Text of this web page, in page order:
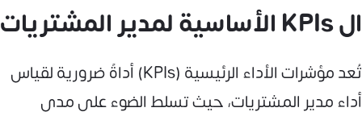
ال KPIs الأساسية لمدير المشتريات
تُعد مؤشرات الأداء الرئيسية (KPIs) أداةً ضرورية لقياس
أداء مدير المشتريات، حيث تسلط الضوء على مدى